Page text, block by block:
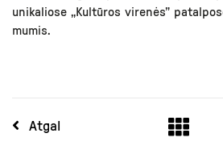
unikaliose „Kultūros virenės”
mumis.
Atgal